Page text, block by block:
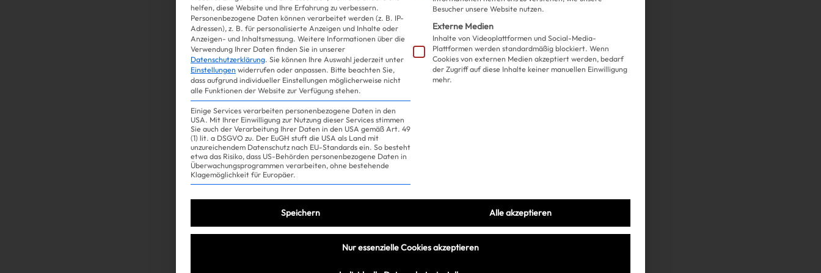
Experience
helfen, diese Website und Ihre Erfahrung zu verbessern.
Personenbezogene Daten können verarbeitet werden (z. B. IP-
Adressen), z. B. für personalisierte Anzeigen und Inhalte oder
Anzeigen- und Inhaltsmessung. Weitere Informationen über die
Verwendung Ihrer Daten finden Sie in unserer
Datenschutzerklärung. Sie können Ihre Auswahl jederzeit unter
Einstellungen widerrufen oder anpassen. Bitte beachten Sie,
dass aufgrund individueller Einstellungen möglicherweise nicht
alle Funktionen der Website zur Verfügung stehen.
Einige Services verarbeiten personenbezogene Daten in den
USA. Mit Ihrer Einwilligung zur Nutzung dieser Services stimmen
Sie auch der Verarbeitung Ihrer Daten in den USA gemäß Art. 49
(1) lit. a DSGVO zu. Der EuGH stuft die USA als Land mit
unzureichendem Datenschutz nach EU-Standards ein. So besteht
etwa das Risiko, dass US-Behörden personenbezogene Daten in
Überwachungsprogrammen verarbeiten, ohne bestehende
Klagemöglichkeit für Europäer.
Besucher unsere Website nutzen.
Externe Medien
Inhalte von Videoplattformen und Social-Media-
Plattformen werden standardmäßig blockiert. Wenn
Cookies von externen Medien akzeptiert werden, bedarf
der Zugriff auf diese Inhalte keiner manuellen Einwilligung
mehr.
Speichern Alle akzeptieren
Nur essenzielle Cookies akzeptieren